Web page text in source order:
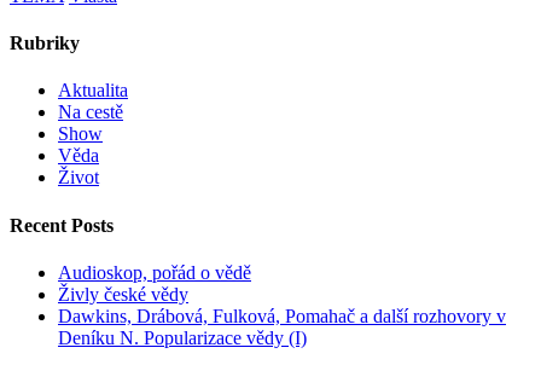
Rubriky
Aktualita
Na cestě
Show
Věda
Život
Recent Posts
Audioskop, pořád o vědě
Živly české vědy
Dawkins, Drábová, Fulková, Pomahač a další rozhovory v
Deníku N. Popularizace vědy (I)